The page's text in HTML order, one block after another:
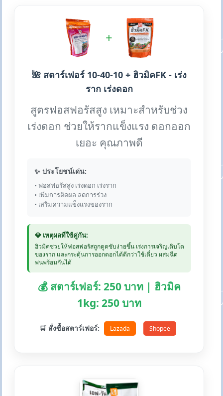
+
🌺 สตาร์เฟอร์ 10-40-10 + ฮิวมิคFK - เร่ง
ราก เร่งดอก
สูตรฟอสฟอรัสสูง เหมาะสำหรับช่วง
เร่งดอก ช่วยให้รากแข็งแรง ดอกออก
เยอะ คุณภาพดี
✨ ประโยชน์เด่น:
• ฟอสฟอรัสสูง เร่งดอก เร่งราก
• เพิ่มการติดผล ลดการร่วง
• เสริมความแข็งแรงของราก
💎 เหตุผลที่ใช้คู่กัน:
ฮิวมิคช่วยให้ฟอสฟอรัสถูกดูดซับง่ายขึ้น เร่งการเจริญเติบโต
ของราก และกระตุ้นการออกดอกได้ดีกว่าใช้เดี่ยว ผสมฉีด
พ่นพร้อมกันได้
💰 สตาร์เฟอร์: 250 บาท | ฮิวมิค
1kg: 250 บาท
🛒 สั่งซื้อสตาร์เฟอร์: Lazada Shopee